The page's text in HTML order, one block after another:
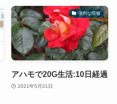
便利な情報
アハモで20G生活:10日経過
2021年5月21日